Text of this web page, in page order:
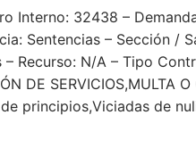
32438 –
Sentencias – Sección /
Recurso: N/A – Tipo
DE SERVICIOS,MULTA
principios,Viciadas de